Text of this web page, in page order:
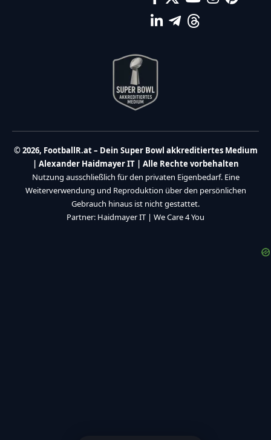
© 2026, FootballR.at – Dein Super Bowl akkreditiertes Medium
| Alexander Haidmayer IT | Alle Rechte vorbehalten
Nutzung ausschließlich für den privaten Eigenbedarf. Eine
Weiterverwendung und Reproduktion über den persönlichen
Gebrauch hinaus ist nicht gestattet.
Partner: Haidmayer IT | We Care 4 You